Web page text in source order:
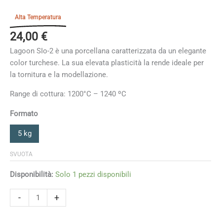
Alta Temperatura
24,00 €
Lagoon SIo-2 è una porcellana caratterizzata da un elegante
color turchese. La sua elevata plasticità la rende ideale per
la tornitura e la modellazione.
Range di cottura: 1200°C – 1240 ºC
Formato
5 kg
SVUOTA
Disponibilità: Solo 1 pezzi disponibili
-
SIo-
+